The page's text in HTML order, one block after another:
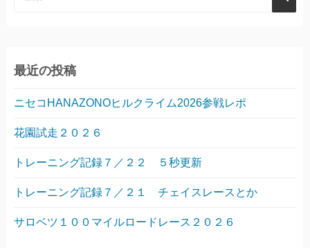
最近の投稿
ニセコHANAZONOヒルクライム2026参戦レポ
花園試走２０２６
トレーニング記録７／２２ ５秒更新
トレーニング記録７／２１ チェイスレースとか
サロベツ１００マイルロードレース２０２６